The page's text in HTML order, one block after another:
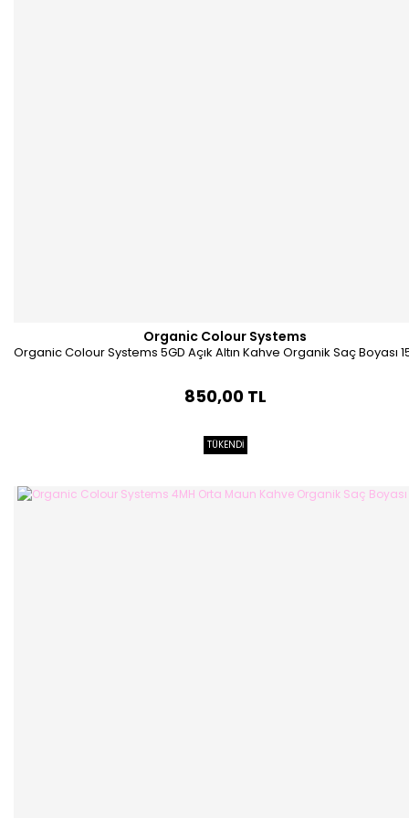
Organic Colour Systems
Organic Colour Systems 5GD Açık Altın Kahve Organik Saç Boyası
850,00 TL
TÜKENDİ